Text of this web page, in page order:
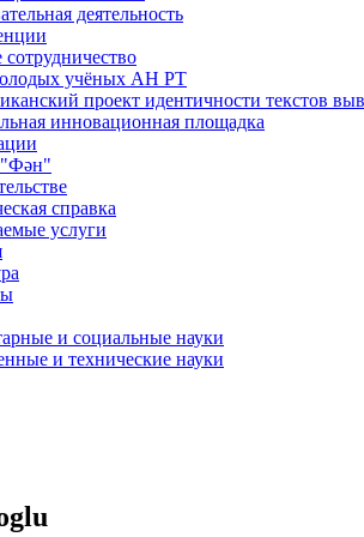
деятельность
учёных АН РТ
проект идентичности текстов
инновационная площадка
"Фән"
справка
услуги
и социальные науки
и технические науки